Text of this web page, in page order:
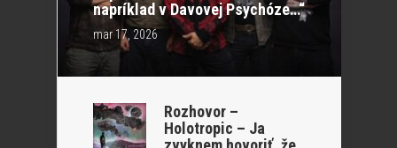
napríklad v Davovej Psychóze…“
mar 17, 2026
Rozhovor –
Holotropic – Ja